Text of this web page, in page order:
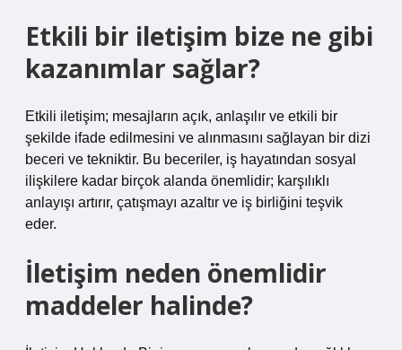
Etkili bir iletişim bize ne gibi
kazanımlar sağlar?
Etkili iletişim; mesajların açık, anlaşılır ve etkili bir
şekilde ifade edilmesini ve alınmasını sağlayan bir dizi
beceri ve tekniktir. Bu beceriler, iş hayatından sosyal
ilişkilere kadar birçok alanda önemlidir; karşılıklı
anlayışı artırır, çatışmayı azaltır ve iş birliğini teşvik
eder.
İletişim neden önemlidir
maddeler halinde?